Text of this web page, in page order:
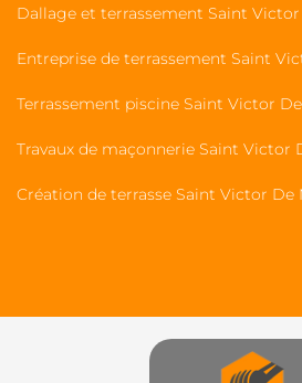
Dallage et terrassement Saint
Entreprise de terrassement Saint
Terrassement piscine Saint Victor
Travaux de maçonnerie Saint Victor
Création de terrasse Saint Victor De